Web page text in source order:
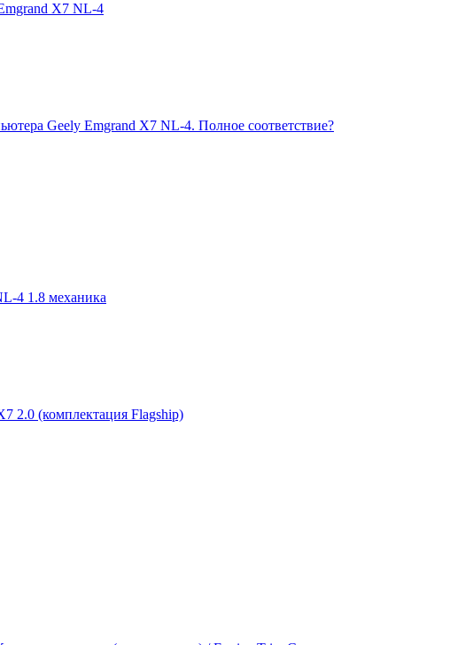
X7 NL-4
Geely Emgrand X7 NL-4. Полное соответствие?
4 1.8 механика
2.0 (комплектация Flagship)